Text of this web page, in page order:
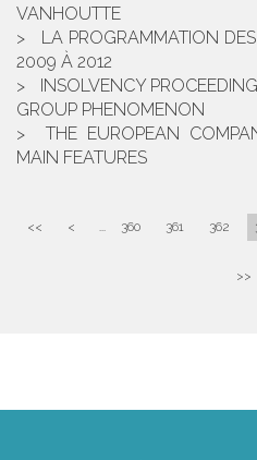
VANHOUTTE
LA PROGRAMMATION
2009 À 2012
INSOLVENCY
GROUP PHENOMENON
THE EUROPEAN
MAIN FEATURES
<< < ... 360 361 362
>>